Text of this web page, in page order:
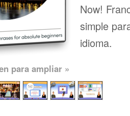
Now!
simple
idioma.
para ampliar »